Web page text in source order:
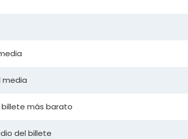
media
billete más barato
del billete